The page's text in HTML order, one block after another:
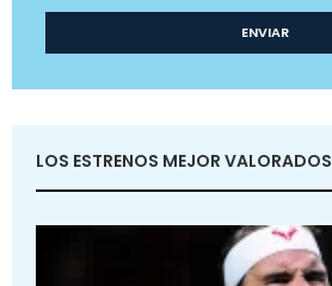
LOS ESTRENOS MEJOR VALORADOS